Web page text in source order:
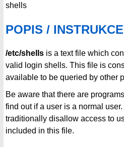
shells
POPIS / INSTRUKCE
/etc/shells is a text file which
valid login shells. This file is
available to be queried by other
Be aware that there are
find out if a user is a normal
traditionally disallow access to
included in this file.